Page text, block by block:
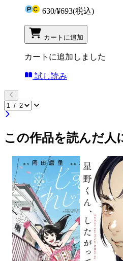
630/¥693(税込)
カートに追加
カートに追加しました
試し読み
この作品を読んだ人